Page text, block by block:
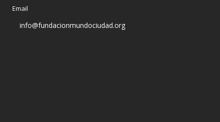
Email
info@fundacionmundociudad.org